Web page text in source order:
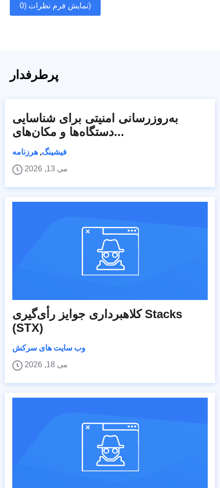
نمایش فرم نظرات (0)
پرطرفدار
به‌روزرسانی امنیتی برای شناسایی
دستگاه‌ها و مکان‌های...
فیشینگ, هرزنامه
می 13, 2026
کلاهبرداری جوایز رأی‌گیری Stacks
(STX)
وب سایت های سرکش
می 18, 2026